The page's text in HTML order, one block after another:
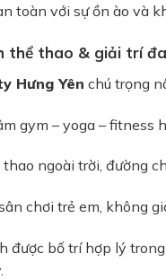
toàn với sự ồn ào và
thể thao & giải trí
Hưng Yên chú trọng
gym – yoga – fitness
thao ngoài trời, đường
chơi trẻ em, không
được bố trí hợp lý